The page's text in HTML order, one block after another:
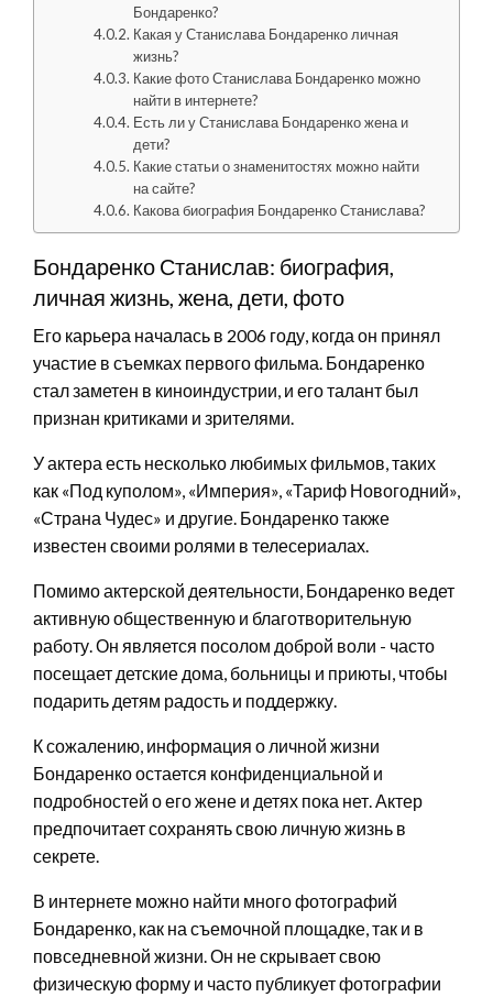
Бондаренко?
Какая у Станислава Бондаренко личная
жизнь?
Какие фото Станислава Бондаренко можно
найти в интернете?
Есть ли у Станислава Бондаренко жена и
дети?
Какие статьи о знаменитостях можно найти
на сайте?
Какова биография Бондаренко Станислава?
Бондаренко Станислав: биография,
личная жизнь, жена, дети, фото
Его карьера началась в 2006 году, когда он принял
участие в съемках первого фильма. Бондаренко
стал заметен в киноиндустрии, и его талант был
признан критиками и зрителями.
У актера есть несколько любимых фильмов, таких
как «Под куполом», «Империя», «Тариф Новогодний»,
«Страна Чудес» и другие. Бондаренко также
известен своими ролями в телесериалах.
Помимо актерской деятельности, Бондаренко ведет
активную общественную и благотворительную
работу. Он является посолом доброй воли - часто
посещает детские дома, больницы и приюты, чтобы
подарить детям радость и поддержку.
К сожалению, информация о личной жизни
Бондаренко остается конфиденциальной и
подробностей о его жене и детях пока нет. Актер
предпочитает сохранять свою личную жизнь в
секрете.
В интернете можно найти много фотографий
Бондаренко, как на съемочной площадке, так и в
повседневной жизни. Он не скрывает свою
физическую форму и часто публикует фотографии